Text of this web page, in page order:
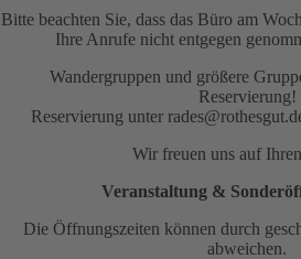
Bitte beachten Sie, dass das Büro am
Ihre Anrufe nicht entgegen
Wandergruppen und größere
Reservierung!
Reservierung unter
Wir freuen uns auf
Veranstaltung &
Die Öffnungszeiten können durch
abweichen.